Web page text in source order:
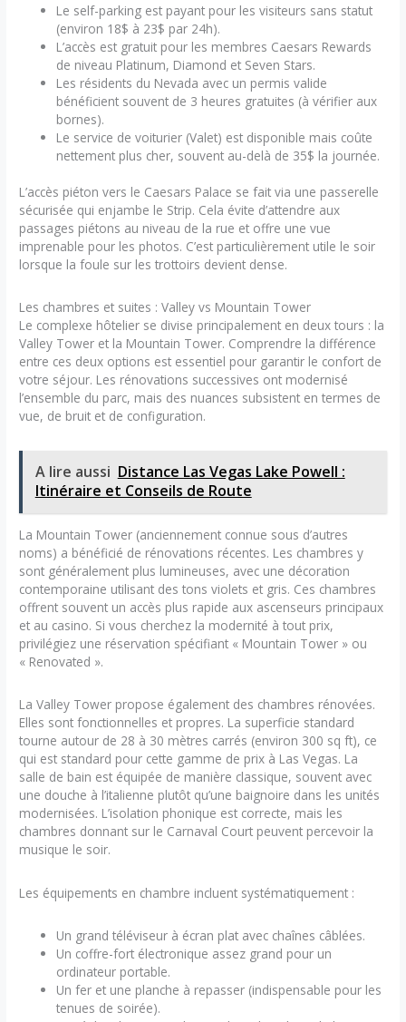
Le self-parking est payant pour les visiteurs sans statut
(environ 18$ à 23$ par 24h).
L’accès est gratuit pour les membres Caesars Rewards
de niveau Platinum, Diamond et Seven Stars.
Les résidents du Nevada avec un permis valide
bénéficient souvent de 3 heures gratuites (à vérifier aux
bornes).
Le service de voiturier (Valet) est disponible mais coûte
nettement plus cher, souvent au-delà de 35$ la journée.
L’accès piéton vers le Caesars Palace se fait via une passerelle
sécurisée qui enjambe le Strip. Cela évite d’attendre aux
passages piétons au niveau de la rue et offre une vue
imprenable pour les photos. C’est particulièrement utile le soir
lorsque la foule sur les trottoirs devient dense.
Les chambres et suites : Valley vs Mountain Tower
Le complexe hôtelier se divise principalement en deux tours : la
Valley Tower et la Mountain Tower. Comprendre la différence
entre ces deux options est essentiel pour garantir le confort de
votre séjour. Les rénovations successives ont modernisé
l’ensemble du parc, mais des nuances subsistent en termes de
vue, de bruit et de configuration.
A lire aussi Distance Las Vegas Lake Powell :
Itinéraire et Conseils de Route
La Mountain Tower (anciennement connue sous d’autres
noms) a bénéficié de rénovations récentes. Les chambres y
sont généralement plus lumineuses, avec une décoration
contemporaine utilisant des tons violets et gris. Ces chambres
offrent souvent un accès plus rapide aux ascenseurs principaux
et au casino. Si vous cherchez la modernité à tout prix,
privilégiez une réservation spécifiant « Mountain Tower » ou
« Renovated ».
La Valley Tower propose également des chambres rénovées.
Elles sont fonctionnelles et propres. La superficie standard
tourne autour de 28 à 30 mètres carrés (environ 300 sq ft), ce
qui est standard pour cette gamme de prix à Las Vegas. La
salle de bain est équipée de manière classique, souvent avec
une douche à l’italienne plutôt qu’une baignoire dans les unités
modernisées. L’isolation phonique est correcte, mais les
chambres donnant sur le Carnaval Court peuvent percevoir la
musique le soir.
Les équipements en chambre incluent systématiquement :
Un grand téléviseur à écran plat avec chaînes câblées.
Un coffre-fort électronique assez grand pour un
ordinateur portable.
Un fer et une planche à repasser (indispensable pour les
tenues de soirée).